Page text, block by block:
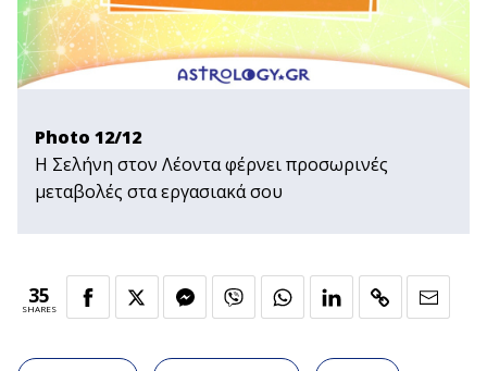
Photo 12/12
Η Σελήνη στον Λέοντα φέρνει προσωρινές
μεταβολές στα εργασιακά σου
35
SHARES